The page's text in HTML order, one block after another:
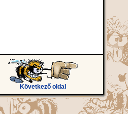
Következő oldal